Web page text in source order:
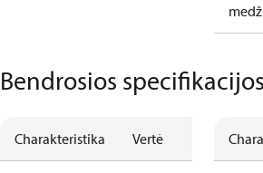
Bendrosios specifikacijos
Charakteristika Vertė